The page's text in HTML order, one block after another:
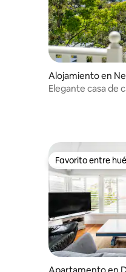
Alojamiento en
Elegante casa de
Favorito entre
Favorito entre